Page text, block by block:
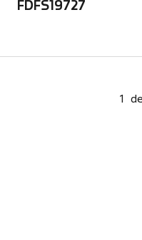
FDFS19727
1 de